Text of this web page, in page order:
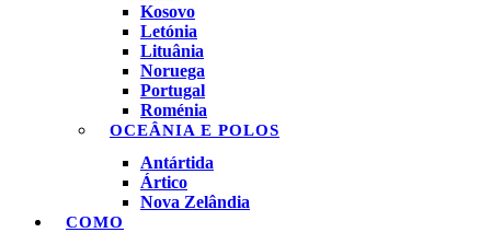
Kosovo
Letónia
Lituânia
Noruega
Portugal
Roménia
OCEÂNIA E POLOS
Antártida
Ártico
Nova Zelândia
COMO